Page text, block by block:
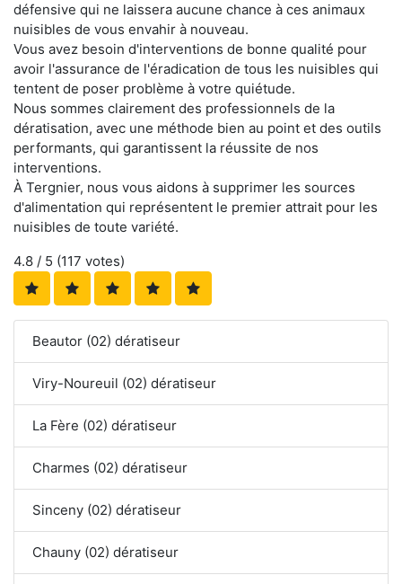
défensive qui ne laissera aucune chance à ces animaux
nuisibles de vous envahir à nouveau.
Vous avez besoin d'interventions de bonne qualité pour
avoir l'assurance de l'éradication de tous les nuisibles qui
tentent de poser problème à votre quiétude.
Nous sommes clairement des professionnels de la
dératisation, avec une méthode bien au point et des outils
performants, qui garantissent la réussite de nos
interventions.
À Tergnier, nous vous aidons à supprimer les sources
d'alimentation qui représentent le premier attrait pour les
nuisibles de toute variété.
4.8 / 5 (117 votes)
Beautor (02) dératiseur
Viry-Noureuil (02) dératiseur
La Fère (02) dératiseur
Charmes (02) dératiseur
Sinceny (02) dératiseur
Chauny (02) dératiseur